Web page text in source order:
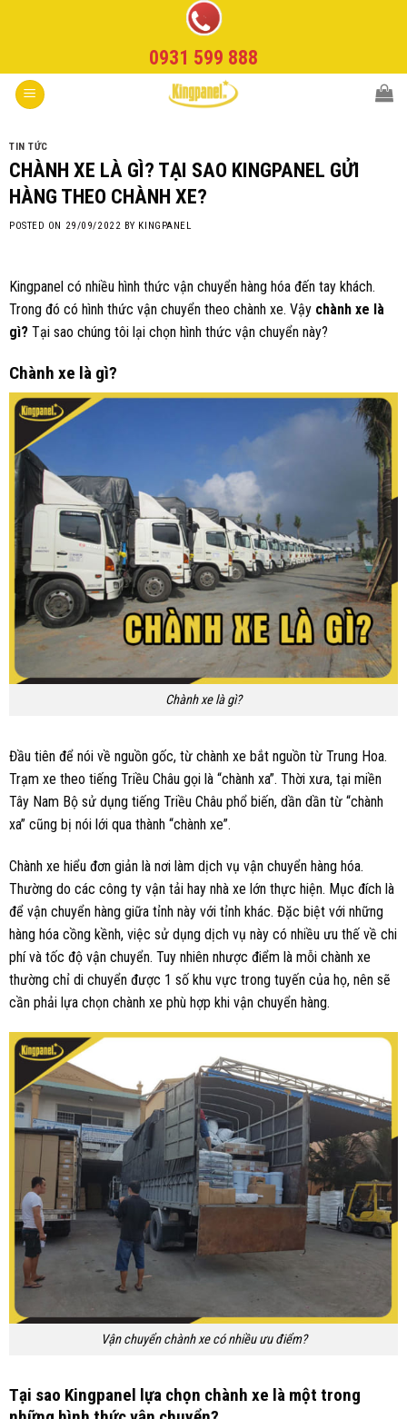
0931 599 888
TIN TỨC
CHÀNH XE LÀ GÌ? TẠI SAO KINGPANEL GỬI
HÀNG THEO CHÀNH XE?
POSTED ON 29/09/2022 BY KINGPANEL
Kingpanel có nhiều hình thức vận chuyển hàng hóa đến tay khách.
Trong đó có hình thức vận chuyển theo chành xe. Vậy chành xe là
gì? Tại sao chúng tôi lại chọn hình thức vận chuyển này?
Chành xe là gì?
Chành xe là gì?
Đầu tiên để nói về nguồn gốc, từ chành xe bắt nguồn từ Trung Hoa.
Trạm xe theo tiếng Triều Châu gọi là “chành xa”. Thời xưa, tại miền
Tây Nam Bộ sử dụng tiếng Triều Châu phổ biến, dần dần từ “chành
xa” cũng bị nói lới qua thành “chành xe”.
Chành xe hiểu đơn giản là nơi làm dịch vụ vận chuyển hàng hóa.
Thường do các công ty vận tải hay nhà xe lớn thực hiện. Mục đích là
để vận chuyển hàng giữa tỉnh này với tỉnh khác. Đặc biệt với những
hàng hóa cồng kềnh, việc sử dụng dịch vụ này có nhiều ưu thế về chi
phí và tốc độ vận chuyển. Tuy nhiên nhược điểm là mỗi chành xe
thường chỉ di chuyển được 1 số khu vực trong tuyến của họ, nên sẽ
cần phải lựa chọn chành xe phù hợp khi vận chuyển hàng.
Vận chuyển chành xe có nhiều ưu điểm?
Tại sao Kingpanel lựa chọn chành xe là một trong